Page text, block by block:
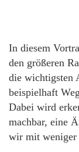
In diesem
den größeren
die wichtigsten
beispielhaft
Dabei wird
machbar, eine
wir mit weniger